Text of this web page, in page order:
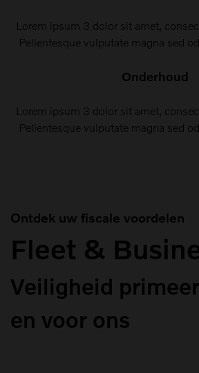
Lorem ipsum 3 dolor sit amet,
Pellentesque vulputate magna sed
Onderhoud
Lorem ipsum 3 dolor sit amet,
Pellentesque vulputate magna sed
Ontdek uw fiscale voordelen
Fleet &
Veiligheid
en voor ons